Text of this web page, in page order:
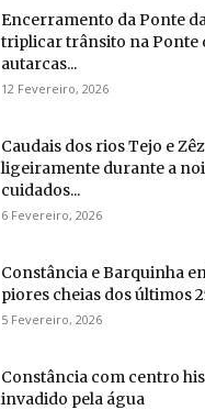
Encerramento da Ponte
triplicar trânsito na Ponte
autarcas...
12 Fevereiro, 2026
Caudais dos rios Tejo e
ligeiramente durante a
cuidados...
6 Fevereiro, 2026
Constância e Barquinha
piores cheias dos últimos
5 Fevereiro, 2026
Constância com centro
invadido pela água